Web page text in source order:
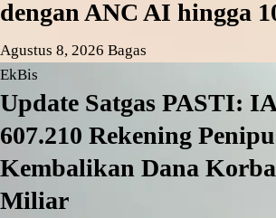
dengan ANC AI hingga
Agustus 8, 2026 Bagas
EkBis
Update Satgas PASTI:
607.210 Rekening
Kembalikan Dana
Miliar